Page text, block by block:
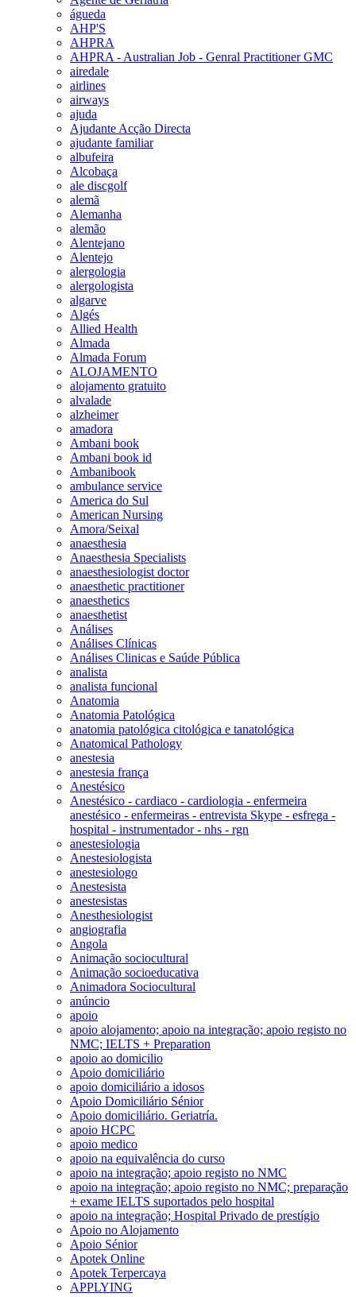
águeda
AHP'S
AHPRA
AHPRA - Australian Job - Genral Practitioner GMC
airedale
airlines
airways
ajuda
Ajudante Acção Directa
ajudante familiar
albufeira
Alcobaça
ale discgolf
alemã
Alemanha
alemão
Alentejano
Alentejo
alergologia
alergologista
algarve
Algés
Allied Health
Almada
Almada Forum
ALOJAMENTO
alojamento gratuito
alvalade
alzheimer
amadora
Ambani book
Ambani book id
Ambanibook
ambulance service
America do Sul
American Nursing
Amora/Seixal
anaesthesia
Anaesthesia Specialists
anaesthesiologist doctor
anaesthetic practitioner
anaesthetics
anaesthetist
Análises
Análises Clínicas
Análises Clinicas e Saúde Pública
analista
analista funcional
Anatomia
Anatomia Patológica
anatomia patológica citológica e tanatológica
Anatomical Pathology
anestesia
anestesia frança
Anestésico
Anestésico - cardiaco - cardiologia - enfermeira
anestésico - enfermeiras - entrevista Skype - esfrega -
hospital - instrumentador - nhs - rgn
anestesiologia
Anestesiologista
anestesiologo
Anestesista
anestesistas
Anesthesiologist
angiografia
Angola
Animação sociocultural
Animação socioeducativa
Animadora Sociocultural
anúncio
apoio
apoio alojamento; apoio na integração; apoio registo no
NMC; IELTS + Preparation
apoio ao domicilio
Apoio domiciliário
apoio domiciliário a idosos
Apoio Domiciliário Sénior
Apoio domiciliário. Geriatría.
apoio HCPC
apoio medico
apoio na equivalência do curso
apoio na integração; apoio registo no NMC
apoio na integração; apoio registo no NMC; preparação
+ exame IELTS suportados pelo hospital
apoio na integração; Hospital Privado de prestígio
Apoio no Alojamento
Apoio Sénior
Apotek Online
Apotek Terpercaya
APPLYING